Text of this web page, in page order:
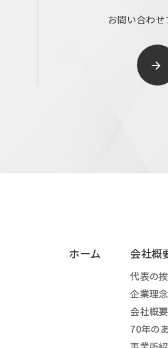
お問い合わ
ホーム 会社概
代表の
企業理念
会社概要
70年の